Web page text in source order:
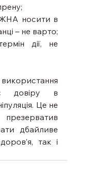
носити в
– не варто;
дії, не
довіру в
Це не
дбайливе
так і